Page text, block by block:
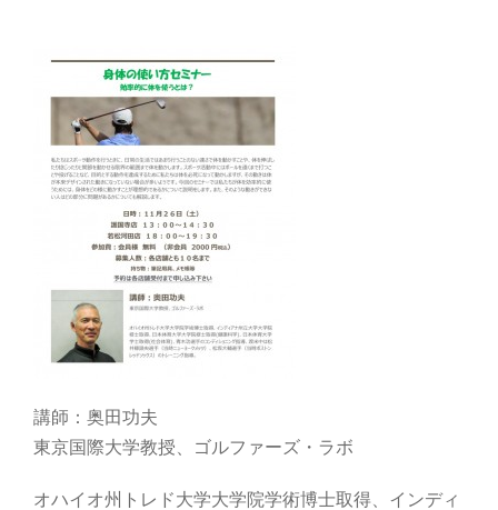
講師：奥田功夫
東京国際大学教授、ゴルファーズ・ラボ
オハイオ州トレド大学大学院学術博士取得、インディ